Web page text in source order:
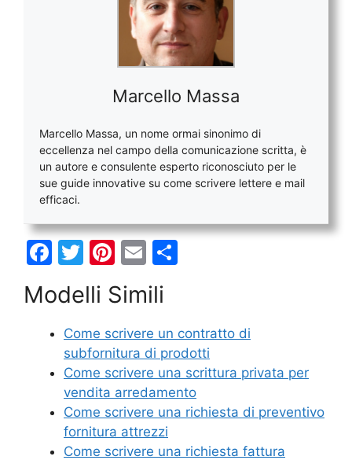
Marcello Massa
Marcello Massa, un nome ormai sinonimo di
eccellenza nel campo della comunicazione scritta, è
un autore e consulente esperto riconosciuto per le
sue guide innovative su come scrivere lettere e mail
efficaci.
F
c
e
b
o
o
k
T
itt
er
Pi
er
e
st
E
ai
l
di
vi
di
Modelli Simili
Come scrivere un contratto di
subfornitura di prodotti
Come scrivere una scrittura privata per
vendita arredamento
Come scrivere una richiesta di preventivo
fornitura attrezzi
Come scrivere una richiesta fattura